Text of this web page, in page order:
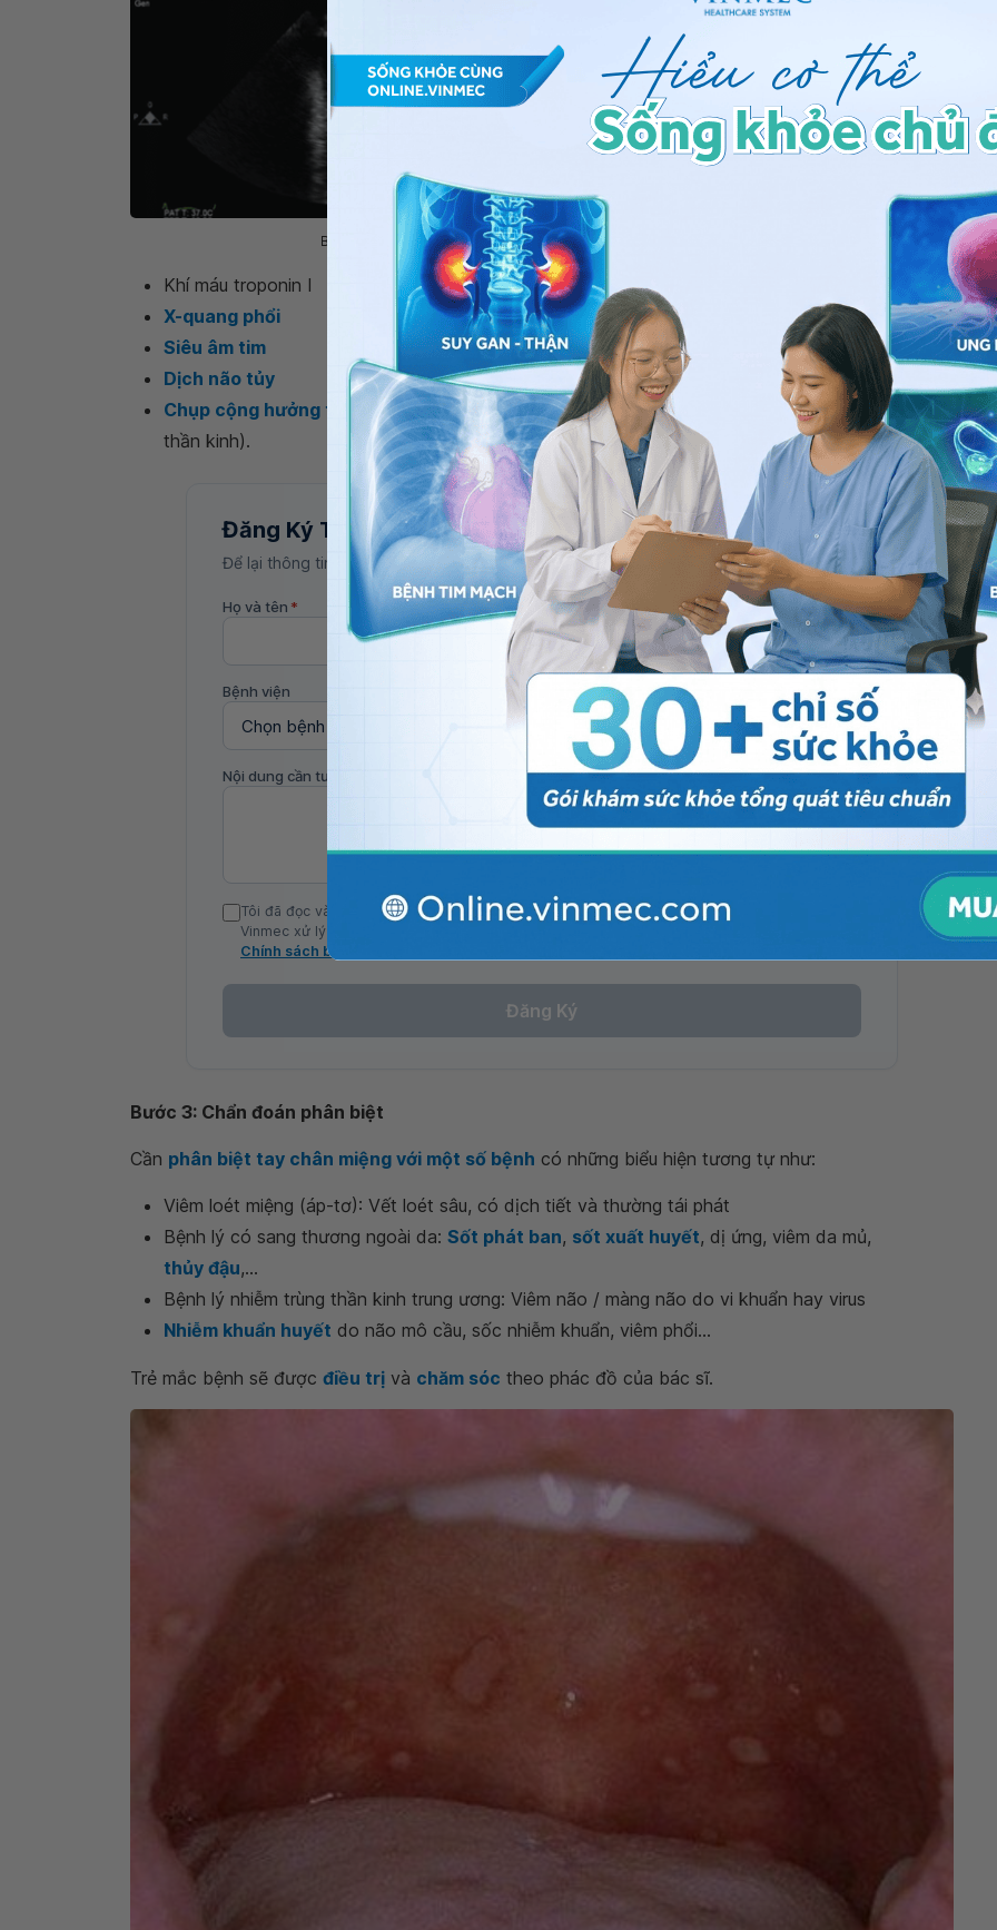
Bệnh nhân mắc bệnh tay chân miệng có thể được chỉ định siêu âm tim
Khí máu troponin I
X-quang phổi
Siêu âm tim
Dịch não tủy
Chụp cộng hưởng từ não(chỉ thực hiện khi đủ điều kiện và cần phân biệt với bệnh lý ngoại
thần kinh).
Đăng Ký Tư Vấn
Để lại thông tin, bác sĩ Vinmec sẽ liên hệ tư vấn trong 24 giờ.
Họ và tên * Số điện thoại
Bệnh viện
Nội dung cần tư vấn
Tôi đã đọc và đồng ý với Chính sách bảo vệ dữ liệu cá nhân của Vinmec và chấp thuận để
Vinmec xử lý DLCN của tôi theo quy định của pháp luật về bảo vệ DLCN.
Chính sách bảo mật
Đăng Ký
Bước 3: Chẩn đoán phân biệt
Cần phân biệt tay chân miệng với một số bệnh có những biểu hiện tương tự như:
Viêm loét miệng (áp-tơ): Vết loét sâu, có dịch tiết và thường tái phát
Bệnh lý có sang thương ngoài da: Sốt phát ban, sốt xuất huyết, dị ứng, viêm da mủ,
thủy đậu,...
Bệnh lý nhiễm trùng thần kinh trung ương: Viêm não / màng não do vi khuẩn hay virus
Nhiễm khuẩn huyết do não mô cầu, sốc nhiễm khuẩn, viêm phổi...
Trẻ mắc bệnh sẽ được điều trị và chăm sóc theo phác đồ của bác sĩ.